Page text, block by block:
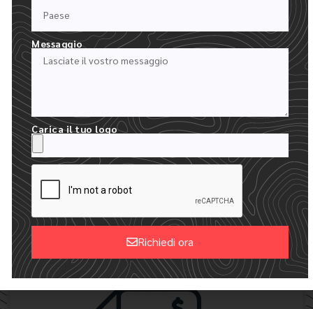
24 ORE PER RICEVERE I VOSTRI MOCKUP
CREIAMO UN MOCKUP DIGITALE GRATUITO CON IL VOSTRO
Messaggio
Carica il tuo logo
Richiedi ora
Alternative: